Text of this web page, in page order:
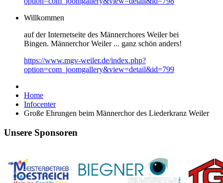
Willkommen
auf der Internetseite des Männerchores Weiler bei
Bingen. Männerchor Weiler ... ganz schön anders!
https://www.mgv-weiler.de/index.php?
option=com_joomgallery&view=detail&id=799
Home
Infocenter
Große Ehrungen beim Männerchor des Liederkranz Weiler
Unsere Sponsoren